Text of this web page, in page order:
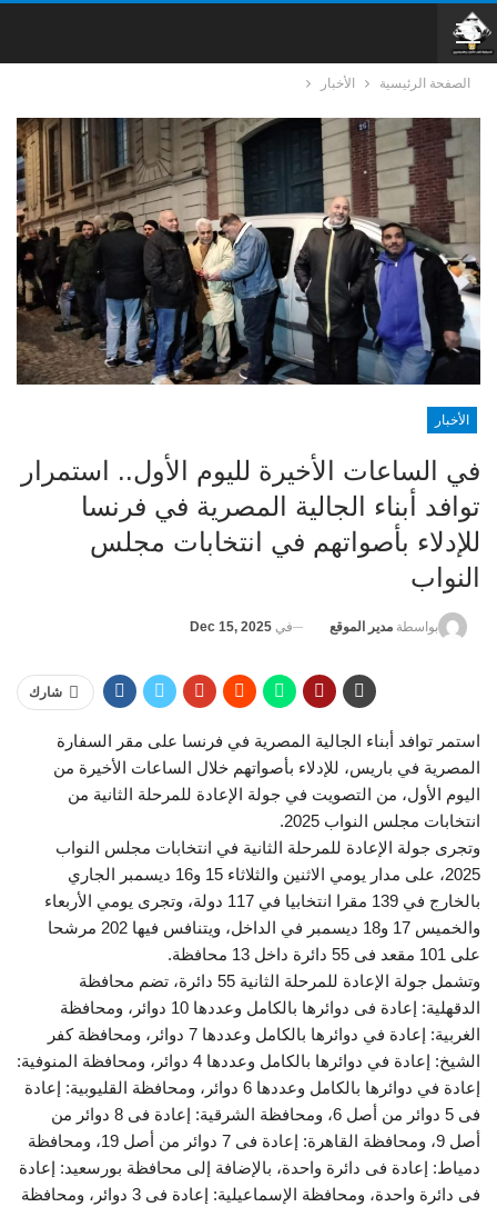
الصفحة الرئيسية الأخبار
الأخبار
في الساعات الأخيرة لليوم الأول.. استمرار
توافد أبناء الجالية المصرية في فرنسا
للإدلاء بأصواتهم في انتخابات مجلس
النواب
بواسطة مدير الموقع في Dec 15, 2025
شارك
استمر توافد أبناء الجالية المصرية في فرنسا على مقر السفارة
المصرية في باريس، للإدلاء بأصواتهم خلال الساعات الأخيرة من
اليوم الأول، من التصويت في جولة الإعادة للمرحلة الثانية من
انتخابات مجلس النواب 2025.
وتجرى جولة الإعادة للمرحلة الثانية في انتخابات مجلس النواب
2025، على مدار يومي الاثنين والثلاثاء 15 و16 ديسمبر الجاري
بالخارج في 139 مقرا انتخابيا في 117 دولة، وتجرى يومي الأربعاء
والخميس 17 و18 ديسمبر في الداخل، ويتنافس فيها 202 مرشحا
على 101 مقعد فى 55 دائرة داخل 13 محافظة.
وتشمل جولة الإعادة للمرحلة الثانية 55 دائرة، تضم محافظة
الدقهلية: إعادة فى دوائرها بالكامل وعددها 10 دوائر، ومحافظة
الغربية: إعادة في دوائرها بالكامل وعددها 7 دوائر، ومحافظة كفر
الشيخ: إعادة في دوائرها بالكامل وعددها 4 دوائر، ومحافظة المنوفية:
إعادة في دوائرها بالكامل وعددها 6 دوائر، ومحافظة القليوبية: إعادة
فى 5 دوائر من أصل 6، ومحافظة الشرقية: إعادة فى 8 دوائر من
أصل 9، ومحافظة القاهرة: إعادة فى 7 دوائر من أصل 19، ومحافظة
دمياط: إعادة فى دائرة واحدة، بالإضافة إلى محافظة بورسعيد: إعادة
فى دائرة واحدة، ومحافظة الإسماعيلية: إعادة فى 3 دوائر، ومحافظة